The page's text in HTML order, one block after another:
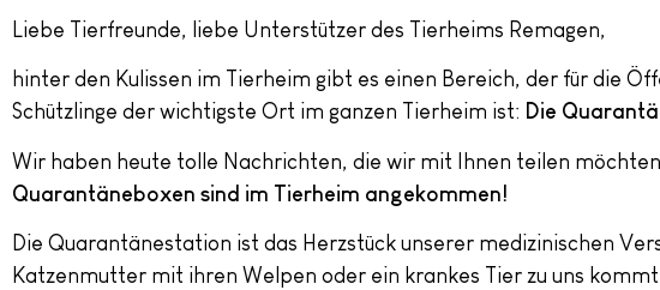
Liebe Tierfreunde, liebe Unterstützer des Tierheims Remagen,
hinter den Kulissen im Tierheim gibt es einen Bereich, der für die
Schützlinge der wichtigste Ort im ganzen Tierheim ist: Die
Wir haben heute tolle Nachrichten, die wir mit Ihnen teilen
Quarantäneboxen sind im Tierheim angekommen!
Die Quarantänestation ist das Herzstück unserer medizinischen
Katzenmutter mit ihren Welpen oder ein krankes Tier zu uns